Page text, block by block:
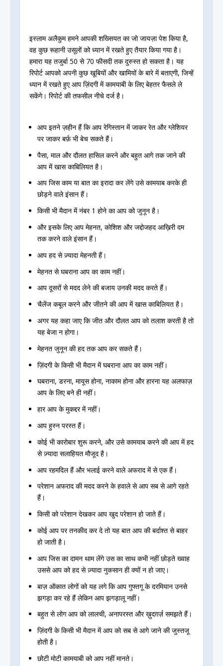
इस्लाम अलैकुम हमने आपकी शख्सियत का जो जायज़ा पेश किया है,
वह कुछ रूहानी उसूलों को ध्यान में रखते हुए तैयार किया गया है।
हमारा यह तजुर्बा 50 से 70 फीसदी तक दुरुस्त हो सकता है। यह
रिपोर्ट आपको अपनी कुछ खूबियों और खामियों के बारे में बताएगी, जिन्हें
ध्यान में रखते हुए आप ज़िंदगी में कामयाबी के लिए बेहतर फैसले ले
सकेंगे। रिपोर्ट की तफसील नीचे दर्ज है।
आप इतने ज़हीन हैं कि आप रेगिस्तान में जाकर रेत और ग्लेशियर
पर जाकर बर्फ़ भी बेच सकते हैं।
पैसा, माल और दौलत हासिल करने और बहुत आगे तक जाने की
आप में खास काबिलियत है।
आप जिस काम या बात का इरादा कर लेंगे उसे कामयाब करके ही
छोड़ने वाले इंसान हैं।
किसी भी मैदान में नंबर 1 होने का आप को जुनून है।
और इसके लिए आप मेहनत, कोशिश और जद्दोजहद आख़िरी दम
तक करने वाले इंसान हैं।
आप हद से ज़्यादा मेहनती हैं।
मेहनत से घबराना आप का काम नहीं।
आप दूसरों से मदद लेने की बजाय उनकी मदद करते हैं।
चैलेंज कबूल करने और जीतने की आप में खास काबिलियत है।
अगर यह कहा जाए कि जीत और दौलत आप को तलाश करती है तो
यह बेजा न होगा।
मेहनत जुनून की हद तक आप कर सकते हैं।
ज़िंदगी के किसी भी मैदान में घबराना आप का काम नहीं।
घबराना, डरना, मायूस होना, नाकाम होना और हारना यह अलफाज़
आप के लिए बने ही नहीं।
हार आप के मुकद्दर में नहीं।
आप हुस्न परस्त हैं।
कोई भी कारोबार शुरू करने, और उसे कामयाब करने की आप में हद
से ज़्यादा सलाहियत मौजूद है।
आप रहमदिल हैं और भलाई करने वाले अफराद में से एक हैं।
परेशान अफराद की मदद करने के हवाले से आप सब से आगे रहते
हैं।
किसी को परेशान देखकर आप खुद परेशान हो जाते हैं।
कोई आप पर तनकीद कर दे तो यह बात आप की बर्दाश्त से बाहर
हो जाती है।
आप जिस का दामन थाम लेंगे उस का साथ कभी नहीं छोड़ते ख्वाह
उससे आप को हद से ज़्यादा नुकसान ही क्यों न हो जाए।
बाज़ ऑकात लोगों को यह लगे कि आप गुफ्तगू के दरमियान उनसे
झगड़ा कर रहे हैं लेकिन आप झगड़ालू नहीं।
बहुत से लोग आप को लालची, अनापरस्त और ख़ुदग़र्ज़ समझते हैं।
ज़िंदगी के किसी भी मैदान में आप को सब से आगे जाने की जुस्तजू
होती है।
छोटी मोटी कामयाबी को आप नहीं मानते।